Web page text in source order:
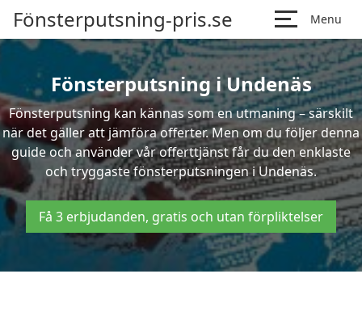
Fönsterputsning-pris.se Menu
Fönsterputsning i Undenäs
Fönsterputsning kan kännas som en utmaning – särskilt
när det gäller att jämföra offerter. Men om du följer denna
guide och använder vår offerttjänst får du den enklaste
och tryggaste fönsterputsningen i Undenäs.
Få 3 erbjudanden, gratis och utan förpliktelser